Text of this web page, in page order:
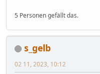
5 Personen gefällt das.
s_gelb
02 11, 2023, 10:12